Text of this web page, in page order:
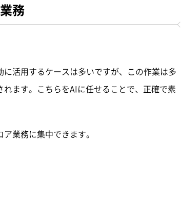
務
活用するケースは多いですが、この作業は多
ます。こちらをAIに任せることで、正確で素
業務に集中できます。